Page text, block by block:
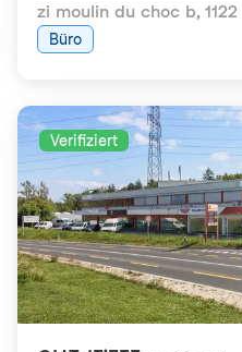
zi moulin du choc b,
Büro
Verifiziert